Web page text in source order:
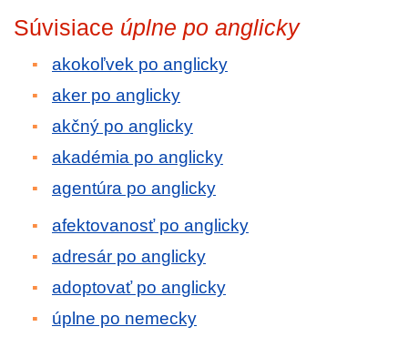
Súvisiace úplne po anglicky
akokoľvek po anglicky
aker po anglicky
akčný po anglicky
akadémia po anglicky
agentúra po anglicky
afektovanosť po anglicky
adresár po anglicky
adoptovať po anglicky
úplne po nemecky